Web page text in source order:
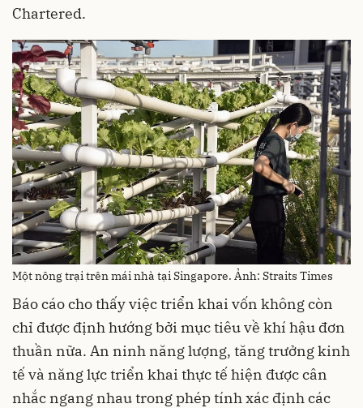
Chartered.
Một nông trại trên mái nhà tại Singapore. Ảnh: Straits Times
Báo cáo cho thấy việc triển khai vốn không còn
chỉ được định hướng bởi mục tiêu về khí hậu đơn
thuần nữa. An ninh năng lượng, tăng trưởng kinh
tế và năng lực triển khai thực tế hiện được cân
nhắc ngang nhau trong phép tính xác định các